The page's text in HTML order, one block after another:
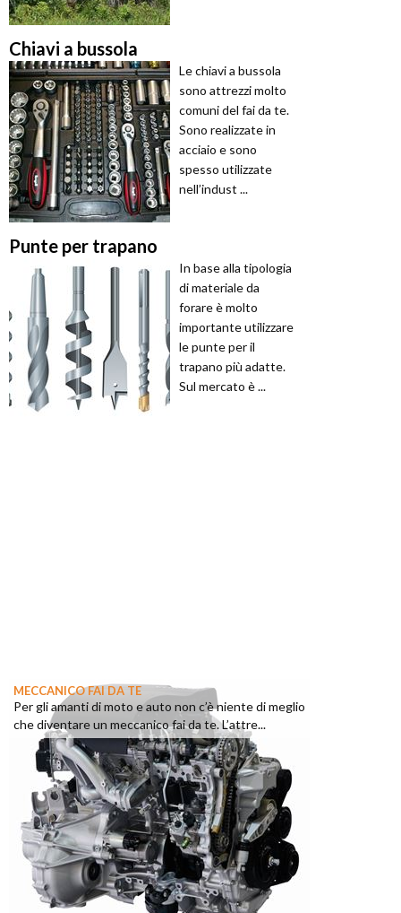
Chiavi a bussola
Le chiavi a bussola
sono attrezzi molto
comuni del fai da te.
Sono realizzate in
acciaio e sono
spesso utilizzate
nell’indust ...
Punte per trapano
In base alla tipologia
di materiale da
forare è molto
importante utilizzare
le punte per il
trapano più adatte.
Sul mercato è ...
MECCANICO FAI DA TE
Per gli amanti di moto e auto non c’è niente di meglio
che diventare un meccanico fai da te. L’attre...